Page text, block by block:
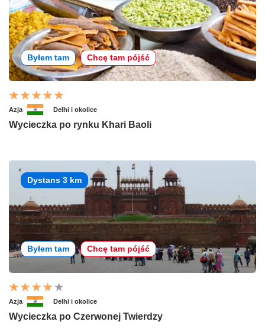
Byłem tam Chcę tam pójść
Azja Delhi i okolice
Wycieczka po rynku Khari Baoli
Dystans 3 km
Byłem tam Chcę tam pójść
Azja Delhi i okolice
Wycieczka po Czerwonej Twierdzy